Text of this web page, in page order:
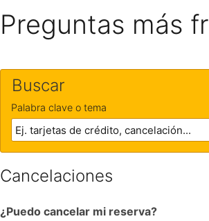
Preguntas más
Buscar
Palabra clave o tema
Cancelaciones
¿Puedo cancelar mi reserva?